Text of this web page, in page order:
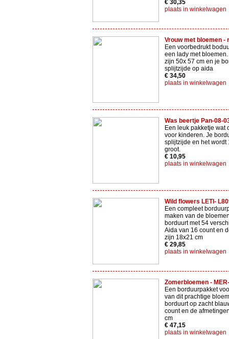
€ 30,35
plaats in winkelwagen
Vrouw met bloemen -
Een voorbedrukt
een lady met
zijn 50x 57 cm en je
splijtzijde op aida
€ 34,50
plaats in winkelwagen
Was beertje Pan-08-
Een leuk pakketje wat
voor kinderen. Je
splijtzijde en het wordt
groot.
€ 10,95
plaats in winkelwagen
Wild flowers LETI-
Een compleet
maken van de
borduurt met 54
Aida van 16 count en
zijn 18x21 cm
€ 29,85
plaats in winkelwagen
Zomerbloemen -
Een borduurpakket
van dit prachtige
borduurt op zacht
count en de
cm
€ 47,15
plaats in winkelwagen